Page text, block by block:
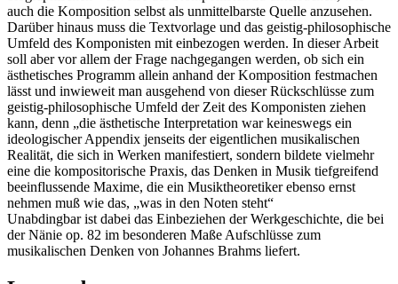
auch die Komposition selbst als unmittelbarste Quelle anzusehen.
Darüber hinaus muss die Textvorlage und das geistig-philosophische
Umfeld des Komponisten mit einbezogen werden. In dieser Arbeit
soll aber vor allem der Frage nachgegangen werden, ob sich ein
ästhetisches Programm allein anhand der Komposition festmachen
lässt und inwieweit man ausgehend von dieser Rückschlüsse zum
geistig-philosophische Umfeld der Zeit des Komponisten ziehen
kann, denn „die ästhetische Interpretation war keineswegs ein
ideologischer Appendix jenseits der eigentlichen musikalischen
Realität, die sich in Werken manifestiert, sondern bildete vielmehr
eine die kompositorische Praxis, das Denken in Musik tiefgreifend
beeinflussende Maxime, die ein Musiktheoretiker ebenso ernst
nehmen muß wie das, „was in den Noten steht“
Unabdingbar ist dabei das Einbeziehen der Werkgeschichte, die bei
der Nänie op. 82 im besonderen Maße Aufschlüsse zum
musikalischen Denken von Johannes Brahms liefert.